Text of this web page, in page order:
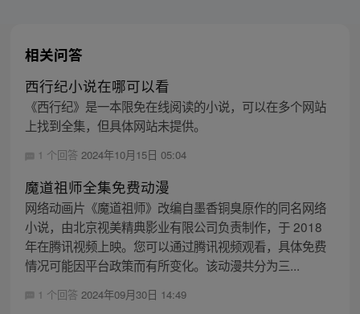
相关问答
西行纪小说在哪可以看
《西行纪》是一本限免在线阅读的小说，可以在多个网站
上找到全集，但具体网站未提供。
1 个回答 2024年10月15日 05:04
魔道祖师全集免费动漫
网络动画片《魔道祖师》改编自墨香铜臭原作的同名网络
小说，由北京视美精典影业有限公司负责制作，于 2018
年在腾讯视频上映。您可以通过腾讯视频观看，具体免费
情况可能因平台政策而有所变化。该动漫共分为三...
1 个回答 2024年09月30日 14:49